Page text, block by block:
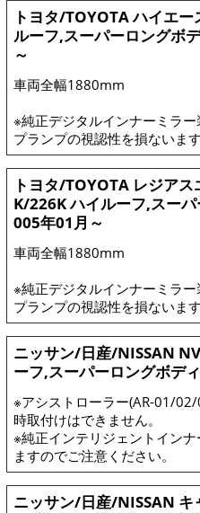
トヨタ/TOYOTA ハイエ
ルーフ,スーパーロングボ
～
車両全幅1880mm
※純正デジタルインナーミラ
プランプの視認性を損ないま
トヨタ/TOYOTA レジア
K/226K ハイルーフ,スー
005年01月～
車両全幅1880mm
※純正デジタルインナーミラ
プランプの視認性を損ないま
ニッサン/日産/NISSAN
ーフ,スーパーロングボデ
※アシストローラー(AR-01/
時取付けはできません。
※純正インテリジェントイン
ますのでご注意ください。
ニッサン/日産/NISSAN キ